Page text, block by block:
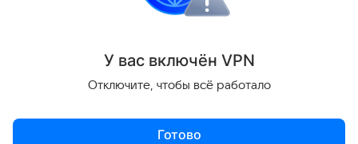
У вас включён VPN
Отключите, чтобы всё работало
Готово